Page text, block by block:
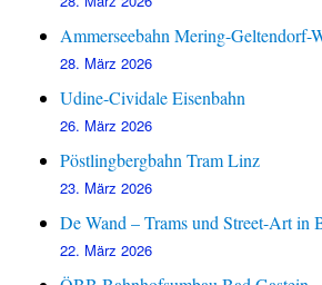
Ammerseebahn Mering-Geltendorf-
28. März 2026
Udine-Cividale Eisenbahn
26. März 2026
Pöstlingbergbahn Tram Linz
23. März 2026
De Wand – Trams und Street-Art in
22. März 2026